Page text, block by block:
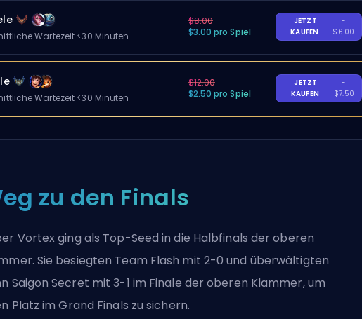
Wartezeit <30 Minuten
$8.00
$3.00 pro Spiel
JETZT
KAUFEN
-
$6.00
Wartezeit <30 Minuten
$12.00
$2.50 pro Spiel
JETZT
KAUFEN
-
$7.50
zu den Finals
Vortex ging als Top-Seed in die Halbfinals der oberen
Sie besiegten Team Flash mit 2-0 und überwältigten
Saigon Secret mit 3-1 im Finale der oberen Klammer, um
Platz im Grand Finals zu sichern.